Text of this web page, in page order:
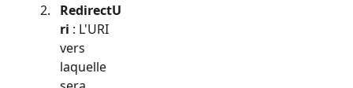
RedirectU
ri : L'URI
vers
laquelle